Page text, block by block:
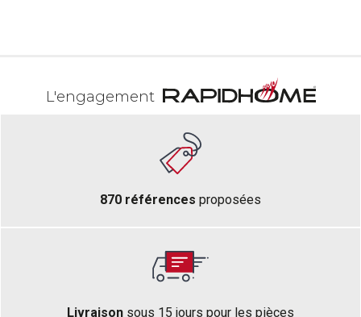
L'engagement
870 références proposées
Livraison sous 15 jours pour les pièces